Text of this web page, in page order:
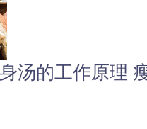
身汤的工作原理